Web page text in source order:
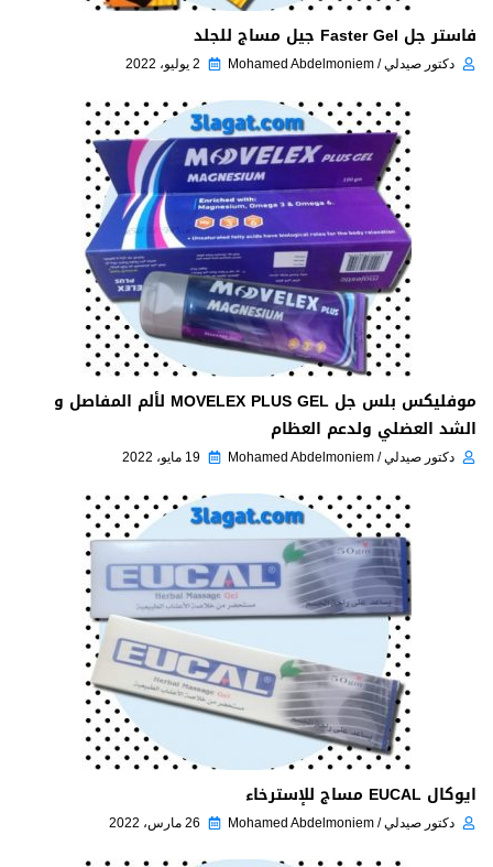
فاستر جل Faster Gel جيل مساج للجلد
دكتور صيدلي / Mohamed Abdelmoniem 2 يوليو، 2022
موفليكس بلس جل MOVELEX PLUS GEL لألم المفاصل و
الشد العضلي ولدعم العظام
دكتور صيدلي / Mohamed Abdelmoniem 19 مايو، 2022
ايوكال EUCAL مساج للإسترخاء
دكتور صيدلي / Mohamed Abdelmoniem 26 مارس، 2022